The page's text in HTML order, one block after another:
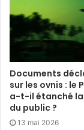
Documents
sur les ovnis : le
a-t-il étanché
du public ?
13 mai 2026